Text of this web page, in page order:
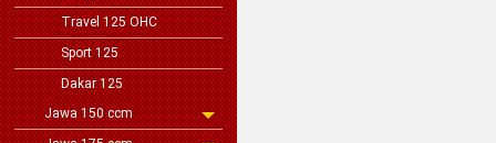
Travel 125 OHC
Sport 125
Dakar 125
Jawa 150 ccm